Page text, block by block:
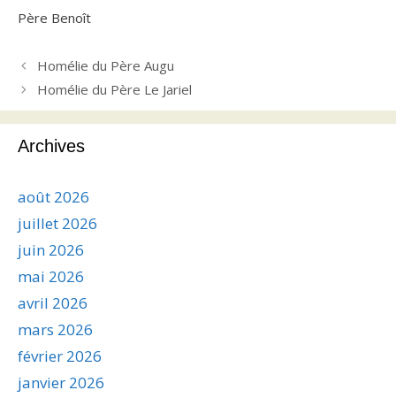
Père Benoît
Homélie du Père Augu
Homélie du Père Le Jariel
Archives
août 2026
juillet 2026
juin 2026
mai 2026
avril 2026
mars 2026
février 2026
janvier 2026